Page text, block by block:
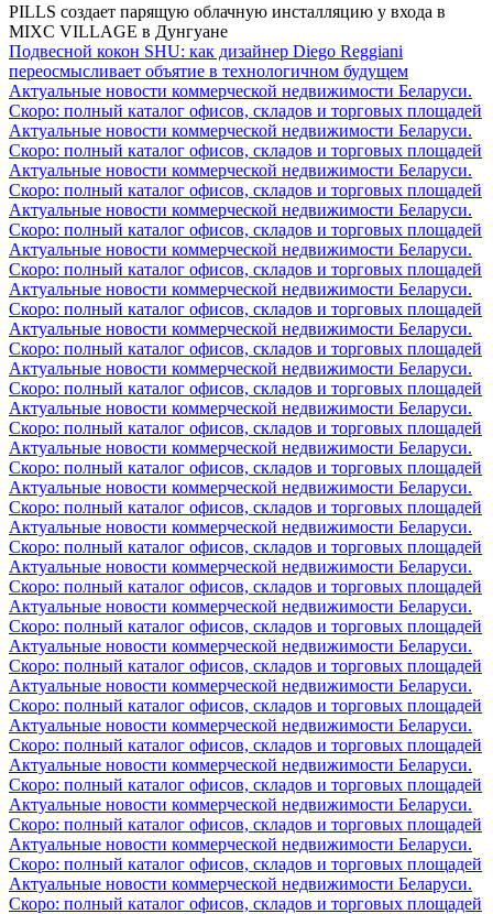
PILLS создает парящую облачную инсталляцию у входа в
MIXC VILLAGE в Дунгуане
Подвесной кокон SHU: как дизайнер Diego Reggiani
переосмысливает объятие в технологичном будущем
Актуальные новости коммерческой недвижимости Беларуси.
Скоро: полный каталог офисов, складов и торговых площадей
Актуальные новости коммерческой недвижимости Беларуси.
Скоро: полный каталог офисов, складов и торговых площадей
Актуальные новости коммерческой недвижимости Беларуси.
Скоро: полный каталог офисов, складов и торговых площадей
Актуальные новости коммерческой недвижимости Беларуси.
Скоро: полный каталог офисов, складов и торговых площадей
Актуальные новости коммерческой недвижимости Беларуси.
Скоро: полный каталог офисов, складов и торговых площадей
Актуальные новости коммерческой недвижимости Беларуси.
Скоро: полный каталог офисов, складов и торговых площадей
Актуальные новости коммерческой недвижимости Беларуси.
Скоро: полный каталог офисов, складов и торговых площадей
Актуальные новости коммерческой недвижимости Беларуси.
Скоро: полный каталог офисов, складов и торговых площадей
Актуальные новости коммерческой недвижимости Беларуси.
Скоро: полный каталог офисов, складов и торговых площадей
Актуальные новости коммерческой недвижимости Беларуси.
Скоро: полный каталог офисов, складов и торговых площадей
Актуальные новости коммерческой недвижимости Беларуси.
Скоро: полный каталог офисов, складов и торговых площадей
Актуальные новости коммерческой недвижимости Беларуси.
Скоро: полный каталог офисов, складов и торговых площадей
Актуальные новости коммерческой недвижимости Беларуси.
Скоро: полный каталог офисов, складов и торговых площадей
Актуальные новости коммерческой недвижимости Беларуси.
Скоро: полный каталог офисов, складов и торговых площадей
Актуальные новости коммерческой недвижимости Беларуси.
Скоро: полный каталог офисов, складов и торговых площадей
Актуальные новости коммерческой недвижимости Беларуси.
Скоро: полный каталог офисов, складов и торговых площадей
Актуальные новости коммерческой недвижимости Беларуси.
Скоро: полный каталог офисов, складов и торговых площадей
Актуальные новости коммерческой недвижимости Беларуси.
Скоро: полный каталог офисов, складов и торговых площадей
Актуальные новости коммерческой недвижимости Беларуси.
Скоро: полный каталог офисов, складов и торговых площадей
Актуальные новости коммерческой недвижимости Беларуси.
Скоро: полный каталог офисов, складов и торговых площадей
Актуальные новости коммерческой недвижимости Беларуси.
Скоро: полный каталог офисов, складов и торговых площадей